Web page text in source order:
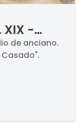
XIX -
de anciano.